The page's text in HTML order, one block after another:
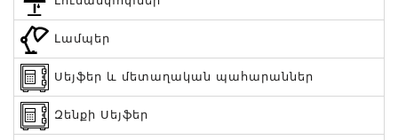
Լամպեր
Սեյֆեր և մետաղական պահարաններ
Զենքի Սեյֆեր